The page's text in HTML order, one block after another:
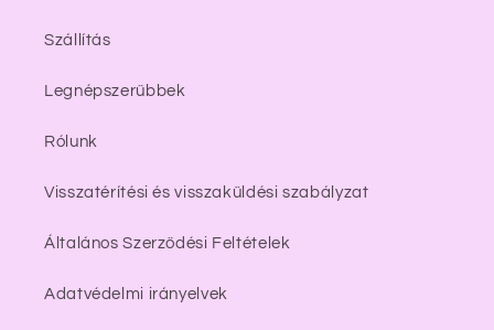
Szállítás
Legnépszerűbbek
Rólunk
Visszatérítési és visszaküldési szabályzat
Általános Szerződési Feltételek
Adatvédelmi irányelvek